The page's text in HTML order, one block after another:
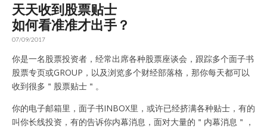
天天收到股票贴士
如何看准准才出手？
07/09/2017
你是一名股票投资者，经常出席各种股票座谈会，跟踪多个面子书
股票专页或GROUP，以及浏览多个财经部落格，那你每天都可以
收到很多＂股票贴士＂。
你的电子邮箱里，面子书INBOX里，或许已经挤满各种贴士，有的
叫你长线投资，有的告诉你内幕消息，面对大量的＂内幕消息＂，